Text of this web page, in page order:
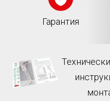
Гарантия